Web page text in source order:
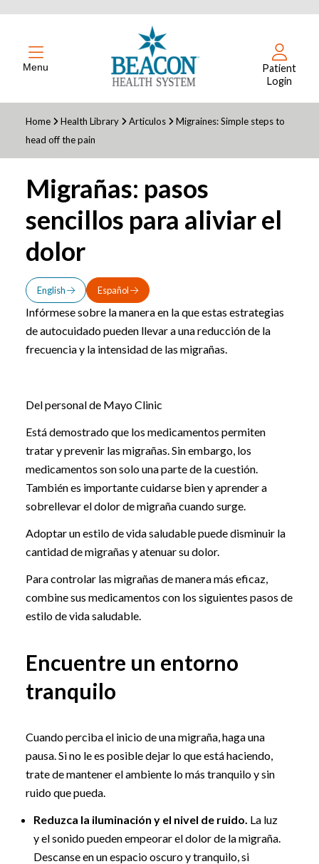
Menu
Patient
Login
Home Health Library Articulos
Migraines: Simple steps to
head off the pain
Migrañas: pasos
sencillos para aliviar el
dolor
English Español
Infórmese sobre la manera en la que estas estrategias
de autocuidado pueden llevar a una reducción de la
frecuencia y la intensidad de las migrañas.
Del personal de Mayo Clinic
Está demostrado que los medicamentos permiten
tratar y prevenir las migrañas. Sin embargo, los
medicamentos son solo una parte de la cuestión.
También es importante cuidarse bien y aprender a
sobrellevar el dolor de migraña cuando surge.
Adoptar un estilo de vida saludable puede disminuir la
cantidad de migrañas y atenuar su dolor.
Para controlar las migrañas de manera más eficaz,
combine sus medicamentos con los siguientes pasos de
estilo de vida saludable.
Encuentre un entorno
tranquilo
Cuando perciba el inicio de una migraña, haga una
pausa. Si no le es posible dejar lo que está haciendo,
trate de mantener el ambiente lo más tranquilo y sin
ruido que pueda.
Reduzca la iluminación y el nivel de ruido. La luz
y el sonido pueden empeorar el dolor de la migraña.
Descanse en un espacio oscuro y tranquilo, si